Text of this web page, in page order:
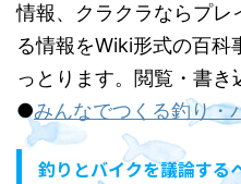
情報、クラクラならプレ
る情報をWiki形式の百科
っとります。閲覧・書き
●みんなでつくる釣り・
釣りとバイクを議論する